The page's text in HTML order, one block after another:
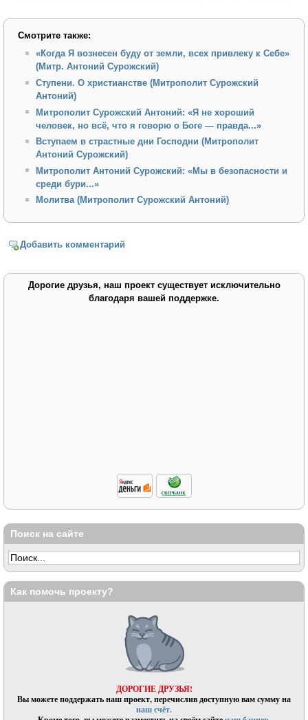
Смотрите также:
«Когда Я вознесен буду от земли, всех привлеку к Себе»
(Митр. Антоний Сурожский)
Ступени. О христианстве (Митрополит Сурожский
Антоний)
Митрополит Сурожский Антоний: «Я не хороший
человек, но всё, что я говорю о Боге — правда...»
Вступаем в страстные дни Господни (Митрополит
Антоний Сурожский)
Митрополит Антоний Сурожский: «Мы в безопасности и
среди бури...»
Молитва (Митрополит Сурожский Антоний)
Добавить комментарий
Дорогие друзья, наш проект существует исключительно
благодаря вашей поддержке.
Поиск на сайте
Как помочь проекту?
ДОРОГИЕ ДРУЗЬЯ!
Вы можете поддержать наш проект, перечислив доступную вам сумму на
наш счёт.